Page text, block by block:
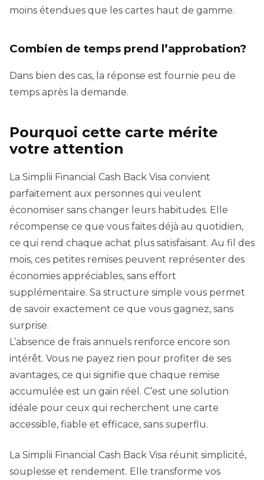
moins étendues que les cartes haut de gamme.
Combien de temps prend l’approbation?
Dans bien des cas, la réponse est fournie peu de
temps après la demande.
Pourquoi cette carte mérite
votre attention
La Simplii Financial Cash Back Visa convient
parfaitement aux personnes qui veulent
économiser sans changer leurs habitudes. Elle
récompense ce que vous faites déjà au quotidien,
ce qui rend chaque achat plus satisfaisant. Au fil des
mois, ces petites remises peuvent représenter des
économies appréciables, sans effort
supplémentaire. Sa structure simple vous permet
de savoir exactement ce que vous gagnez, sans
surprise.
L’absence de frais annuels renforce encore son
intérêt. Vous ne payez rien pour profiter de ses
avantages, ce qui signifie que chaque remise
accumulée est un gain réel. C’est une solution
idéale pour ceux qui recherchent une carte
accessible, fiable et efficace, sans superflu.
La Simplii Financial Cash Back Visa réunit simplicité,
souplesse et rendement. Elle transforme vos